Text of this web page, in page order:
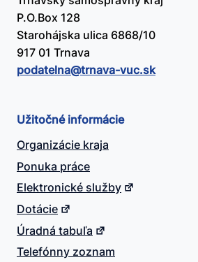
P.O.Box 128
Starohájska ulica 6868/10
917 01 Trnava
podatelna@​trnava-vuc.sk
Užitočné informácie
Organizácie kraja
Ponuka práce
Elektronické služby
Dotácie
Úradná tabuľa
Telefónny zoznam